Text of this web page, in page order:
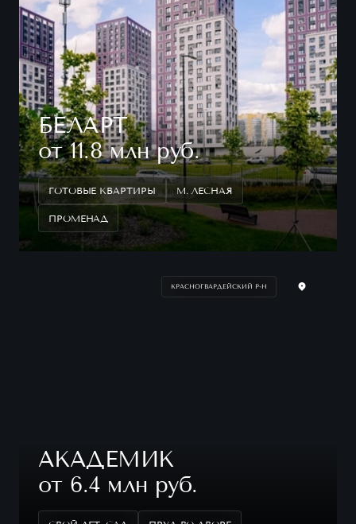
БЕЛАРТ
от 11.8 млн руб.
ГОТОВЫЕ КВАРТИРЫ М. ЛЕСНАЯ
ПРОМЕНАД
КРАСНОГВАРДЕЙСКИЙ Р-Н
АКАДЕМИК
от 6.4 млн руб.